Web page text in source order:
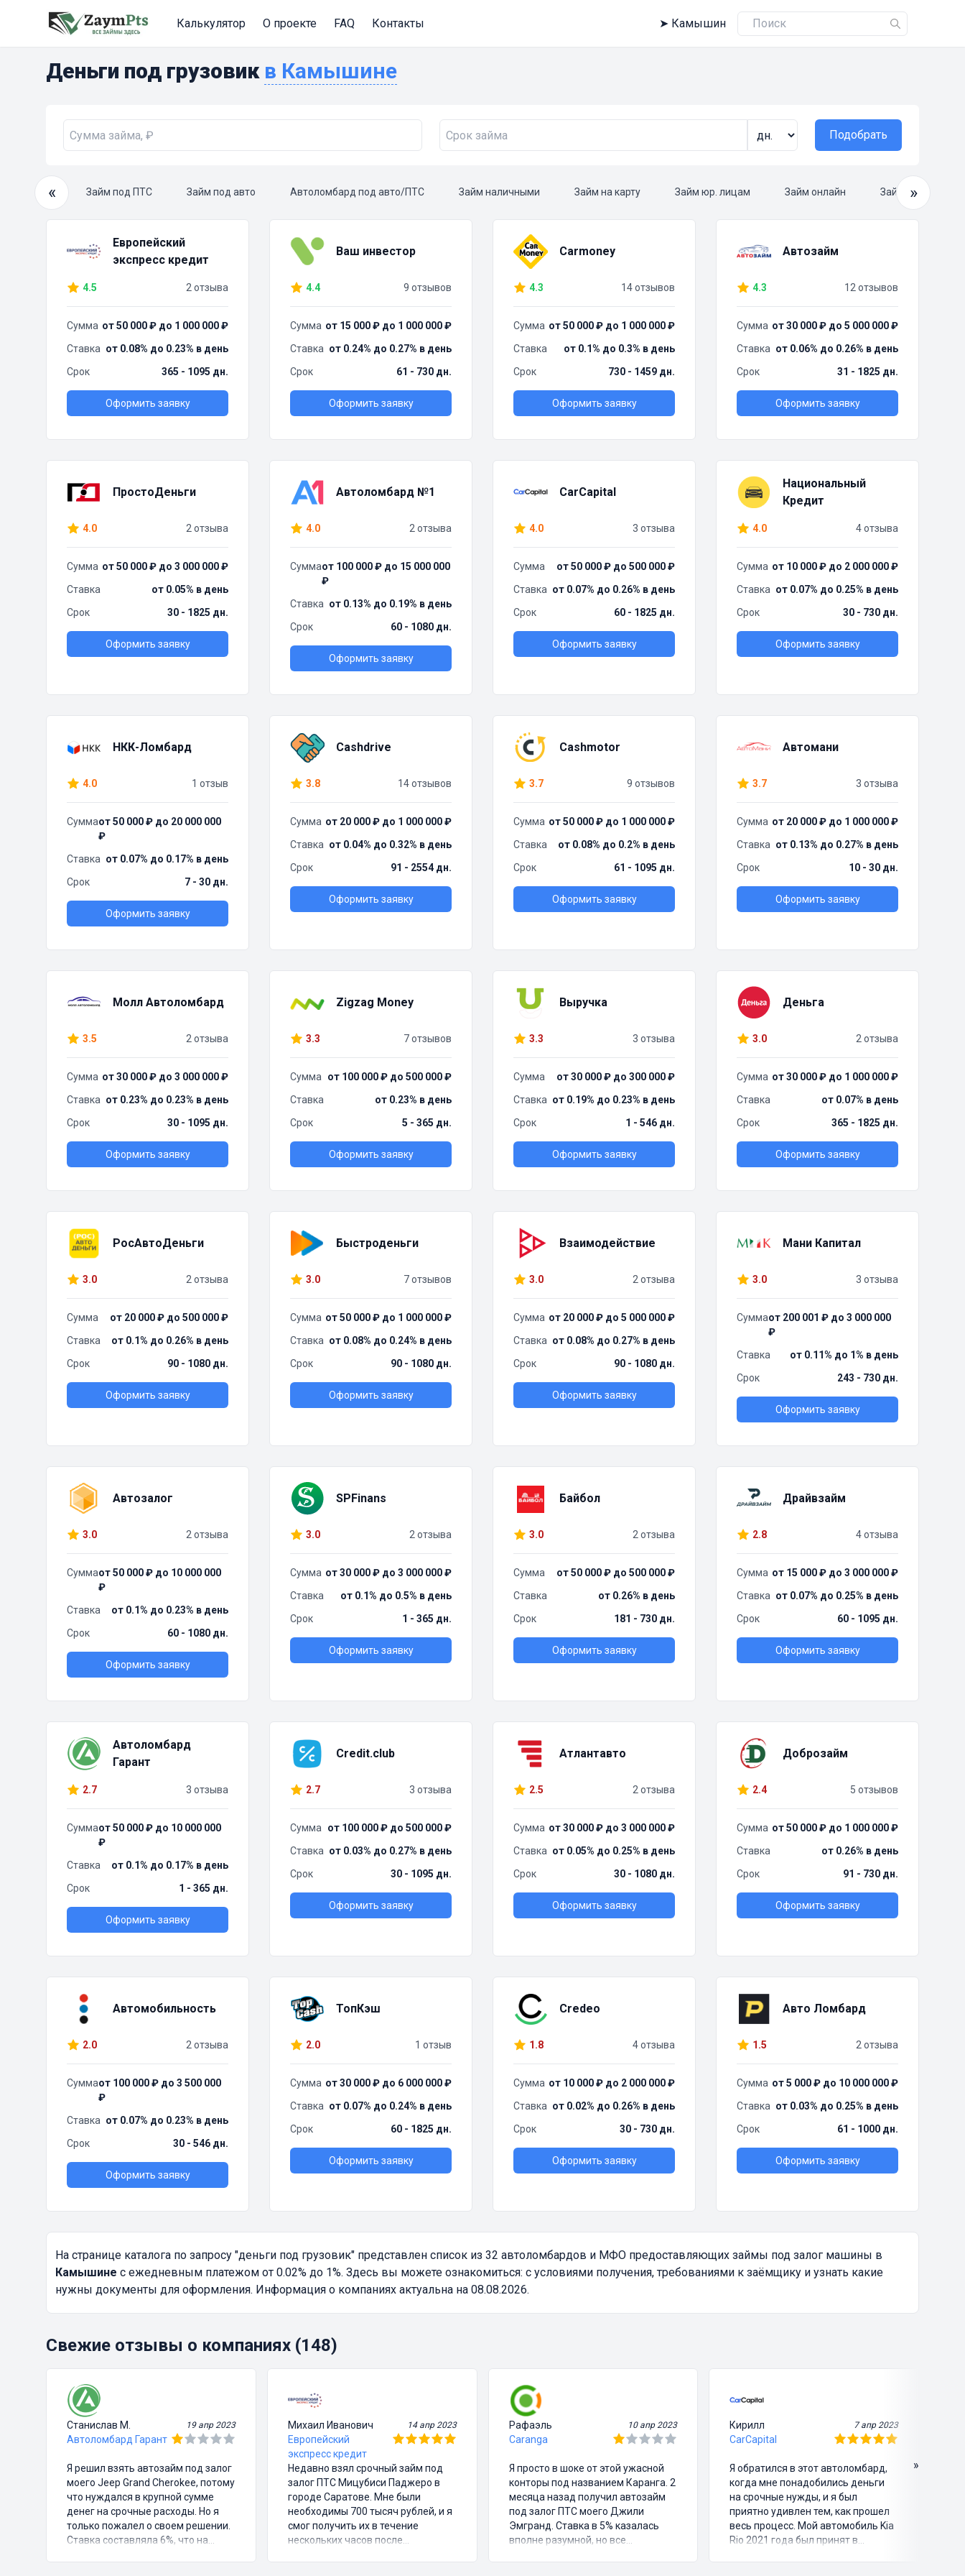
Калькулятор О проекте FAQ Контакты ➤ Камышин
Деньги под грузовик в Камышине
Подобрать
«
займ Займ под ПТС Займ под авто Автоломбард под авто/ПТС Займ наличными Займ на карту Займ юр. лицам Займ онлайн Займ »
Европейский
экспресс кредит
4.5 2 отзыва
Сумма от 50 000 ₽ до 1 000 000 ₽
Ставка от 0.08% до 0.23% в день
Срок
365 - 1095 дн.
Оформить заявку
Ваш инвестор
4.4 9 отзывов
Сумма от 15 000 ₽ до 1 000 000 ₽
Ставка от 0.24% до 0.27% в день
Срок
61 - 730 дн.
Оформить заявку
Carmoney
4.3 14 отзывов
Сумма от 50 000 ₽ до 1 000 000 ₽
Ставка
от 0.1% до 0.3% в день
Срок
730 - 1459 дн.
Оформить заявку
Автозайм
4.3 12 отзывов
Сумма от 30 000 ₽ до 5 000 000 ₽
Ставка от 0.06% до 0.26% в день
Срок
31 - 1825 дн.
Оформить заявку
ПростоДеньги
4.0 2 отзыва
Сумма от 50 000 ₽ до 3 000 000 ₽
Ставка
от 0.05% в день
Срок
30 - 1825 дн.
Оформить заявку
Автоломбард №1
4.0 2 отзыва
Суммаот 100 000 ₽ до 15 000 000
₽
Ставка от 0.13% до 0.19% в день
Срок
60 - 1080 дн.
Оформить заявку
CarCapital
4.0 3 отзыва
Сумма
от 50 000 ₽ до 500 000 ₽
Ставка от 0.07% до 0.26% в день
Срок
60 - 1825 дн.
Оформить заявку
Национальный
Кредит
4.0 4 отзыва
Сумма от 10 000 ₽ до 2 000 000 ₽
Ставка от 0.07% до 0.25% в день
Срок
30 - 730 дн.
Оформить заявку
НКК-Ломбард
4.0 1 отзыв
Суммаот 50 000 ₽ до 20 000 000
₽
Ставка от 0.07% до 0.17% в день
Срок
7 - 30 дн.
Оформить заявку
Cashdrive
3.8 14 отзывов
Сумма от 20 000 ₽ до 1 000 000 ₽
Ставка от 0.04% до 0.32% в день
Срок
91 - 2554 дн.
Оформить заявку
Cashmotor
3.7 9 отзывов
Сумма от 50 000 ₽ до 1 000 000 ₽
Ставка
от 0.08% до 0.2% в день
Срок
61 - 1095 дн.
Оформить заявку
Автомани
3.7 3 отзыва
Сумма от 20 000 ₽ до 1 000 000 ₽
Ставка от 0.13% до 0.27% в день
Срок
10 - 30 дн.
Оформить заявку
Молл Автоломбард
3.5 2 отзыва
Сумма от 30 000 ₽ до 3 000 000 ₽
Ставка от 0.23% до 0.23% в день
Срок
30 - 1095 дн.
Оформить заявку
Zigzag Money
3.3 7 отзывов
Сумма
от 100 000 ₽ до 500 000 ₽
Ставка
от 0.23% в день
Срок
5 - 365 дн.
Оформить заявку
Выручка
3.3 3 отзыва
Сумма
от 30 000 ₽ до 300 000 ₽
Ставка от 0.19% до 0.23% в день
Срок
1 - 546 дн.
Оформить заявку
Деньга
3.0 2 отзыва
Сумма от 30 000 ₽ до 1 000 000 ₽
Ставка
от 0.07% в день
Срок
365 - 1825 дн.
Оформить заявку
РосАвтоДеньги
3.0 2 отзыва
Сумма
от 20 000 ₽ до 500 000 ₽
Ставка
от 0.1% до 0.26% в день
Срок
90 - 1080 дн.
Оформить заявку
Быстроденьги
3.0 7 отзывов
Сумма от 50 000 ₽ до 1 000 000 ₽
Ставка от 0.08% до 0.24% в день
Срок
90 - 1080 дн.
Оформить заявку
Взаимодействие
3.0 2 отзыва
Сумма от 20 000 ₽ до 5 000 000 ₽
Ставка от 0.08% до 0.27% в день
Срок
90 - 1080 дн.
Оформить заявку
Мани Капитал
3.0 3 отзыва
Суммаот 200 001 ₽ до 3 000 000
₽
Ставка
от 0.11% до 1% в день
Срок
243 - 730 дн.
Оформить заявку
Автозалог
3.0 2 отзыва
Суммаот 50 000 ₽ до 10 000 000
₽
Ставка
от 0.1% до 0.23% в день
Срок
60 - 1080 дн.
Оформить заявку
SPFinans
3.0 2 отзыва
Сумма от 30 000 ₽ до 3 000 000 ₽
Ставка
от 0.1% до 0.5% в день
Срок
1 - 365 дн.
Оформить заявку
Байбол
3.0 2 отзыва
Сумма
от 50 000 ₽ до 500 000 ₽
Ставка
от 0.26% в день
Срок
181 - 730 дн.
Оформить заявку
Драйвзайм
2.8 4 отзыва
Сумма от 15 000 ₽ до 3 000 000 ₽
Ставка от 0.07% до 0.25% в день
Срок
60 - 1095 дн.
Оформить заявку
Автоломбард
Гарант
2.7 3 отзыва
Суммаот 50 000 ₽ до 10 000 000
₽
Ставка
от 0.1% до 0.17% в день
Срок
1 - 365 дн.
Оформить заявку
Credit.club
2.7 3 отзыва
Сумма
от 100 000 ₽ до 500 000 ₽
Ставка от 0.03% до 0.27% в день
Срок
30 - 1095 дн.
Оформить заявку
Атлантавто
2.5 2 отзыва
Сумма от 30 000 ₽ до 3 000 000 ₽
Ставка от 0.05% до 0.25% в день
Срок
30 - 1080 дн.
Оформить заявку
Доброзайм
2.4 5 отзывов
Сумма от 50 000 ₽ до 1 000 000 ₽
Ставка
от 0.26% в день
Срок
91 - 730 дн.
Оформить заявку
Автомобильность
2.0 2 отзыва
Суммаот 100 000 ₽ до 3 500 000
₽
Ставка от 0.07% до 0.23% в день
Срок
30 - 546 дн.
Оформить заявку
ТопКэш
2.0 1 отзыв
Сумма от 30 000 ₽ до 6 000 000 ₽
Ставка от 0.07% до 0.24% в день
Срок
60 - 1825 дн.
Оформить заявку
Credeo
1.8 4 отзыва
Сумма от 10 000 ₽ до 2 000 000 ₽
Ставка от 0.02% до 0.26% в день
Срок
30 - 730 дн.
Оформить заявку
Авто Ломбард
1.5 2 отзыва
Сумма от 5 000 ₽ до 10 000 000 ₽
Ставка от 0.03% до 0.25% в день
Срок
61 - 1000 дн.
Оформить заявку
На странице каталога по запросу "деньги под грузовик" представлен список из 32 автоломбардов и МФО предоставляющих займы под залог машины в
Камышине с ежедневным платежом от 0.02% до 1%. Здесь вы можете ознакомиться: с условиями получения, требованиями к заёмщику и узнать какие
нужны документы для оформления. Информация о компаниях актуальна на 08.08.2026.
Свежие отзывы о компаниях (148)
Станислав М. 19 апр 2023
Автоломбард Гарант
Я решил взять автозайм под залог
моего Jeep Grand Cherokee, потому
что нуждался в крупной сумме
денег на срочные расходы. Но я
только пожалел о своем решении.
Ставка составляла 6%, что на
Михаил Иванович 14 апр 2023
Европейский
экспресс кредит
Недавно взял срочный займ под
залог ПТС Мицубиси Паджеро в
городе Саратове. Мне были
необходимы 700 тысяч рублей, и я
смог получить их в течение
нескольких часов после
Рафаэль 10 апр 2023
Caranga
Я просто в шоке от этой ужасной
конторы под названием Каранга. 2
месяца назад получил автозайм
под залог ПТС моего Джили
Эмгранд. Ставка в 5% казалась
вполне разумной, но все
Кирилл 7 апр 2023
CarCapital
Я обратился в этот автоломбард,
когда мне понадобились деньги
на срочные нужды, и я был
приятно удивлен тем, как прошел
весь процесс. Мой автомобиль Kia
Rio 2021 года был принят в
»